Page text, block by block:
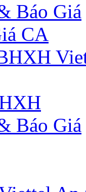
Báo Giá
CA
Báo Giá